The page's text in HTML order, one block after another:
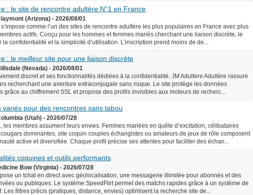
: le site de rencontre adultère N°1 en France
(Arizona) - 2026/08/01
comme l’un des sites de rencontre adultère les plus populaires en France avec plus
actifs. Conçu pour les hommes et femmes mariés cherchant une liaison discrète, le
la confidentialité et la simplicité d’utilisation. L’inscription prend moins de de...
: le meilleur site pour une liaison discrète
(Nevada) - 2026/08/01
discret et ses fonctionnalités dédiées à la confidentialité, JM Adultere Adultère rassure
recherchant une aventure extraconjugale sans risque. Le site protège les données
grâce au chiffrement SSL et propose des profils invisibles aux moteurs de recherc...
variés pour des rencontres sans tabou
(Utah) - 2026/07/28
les membres assument leurs envies. Femmes mariées en quête d’excitation, célibataires
dominantes, site coquin couples échangistes ou amateurs de jeux de rôle composent
active et diversifiée. Chaque profil précise ses attentes pour faciliter des échan...
coquines et outils performants
Bow (Virginia) - 2026/07/28
un tchat en direct avec géolocalisation, une messagerie illimitée pour abonnés et des
ou publiques. Le système SpeedFlirt permet des matchs rapides grâce à un système de
Les filtres précis (pratiques, distance, envies) optimisent la recherche site de...